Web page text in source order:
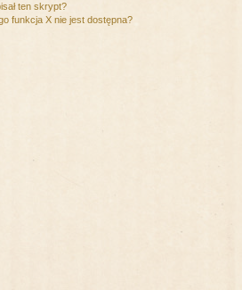
ten skrypt?
funkcja X nie jest dostępna?